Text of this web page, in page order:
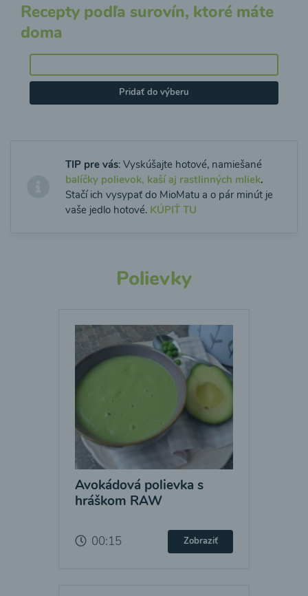
Recepty podľa surovín, ktoré máte
doma
Pridať do výberu
TIP pre vás: Vyskúšajte hotové, namiešané
balíčky polievok, kaší aj rastlinných mliek.
Stačí ich vysypať do MioMatu a o pár minút je
vaše jedlo hotové. KÚPIŤ TU
Polievky
Avokádová polievka s
hráškom RAW
00:15 Zobraziť